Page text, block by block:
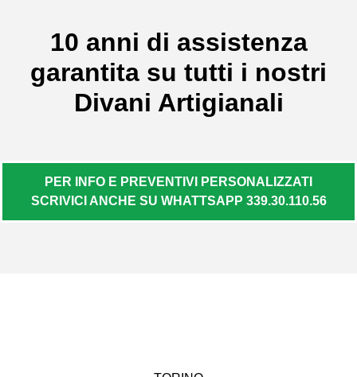
10 anni di assistenza
garantita su tutti i nostri
Divani Artigianali
PER INFO E PREVENTIVI PERSONALIZZATI
SCRIVICI ANCHE SU WHATTSAPP 339.30.110.56